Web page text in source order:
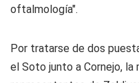
oftalmología".
Por tratarse de dos
el Soto junto a Cornejo, la